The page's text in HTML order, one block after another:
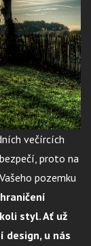
večírcích
proto na
pozemku
styl. Ať už
u nás